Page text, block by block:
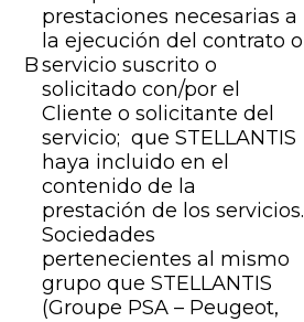
B
prestaciones necesarias a
la ejecución del contrato o
servicio suscrito o
solicitado con/por el
Cliente o solicitante del
servicio; que STELLANTIS
haya incluido en el
contenido de la
prestación de los servicios.
Sociedades
pertenecientes al mismo
grupo que STELLANTIS
(Groupe PSA – Peugeot,